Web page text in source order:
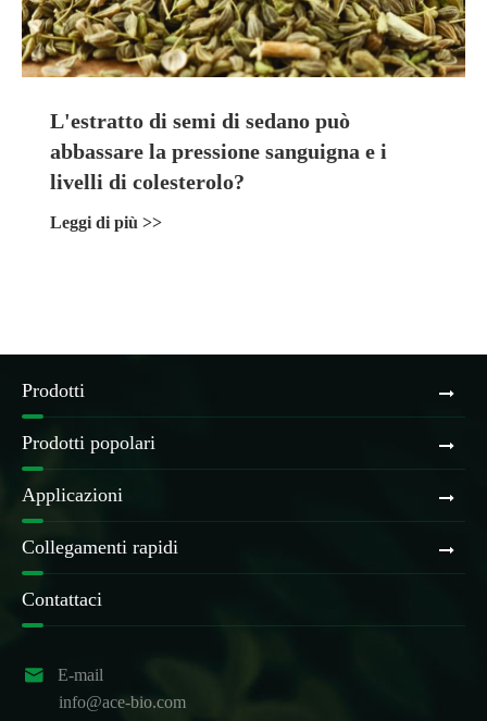
L'estratto di semi di sedano può
abbassare la pressione sanguigna e i
livelli di colesterolo?
Leggi di più >>
Prodotti
Prodotti popolari
Applicazioni
Collegamenti rapidi
Contattaci

E-mail
info@ace-bio.com